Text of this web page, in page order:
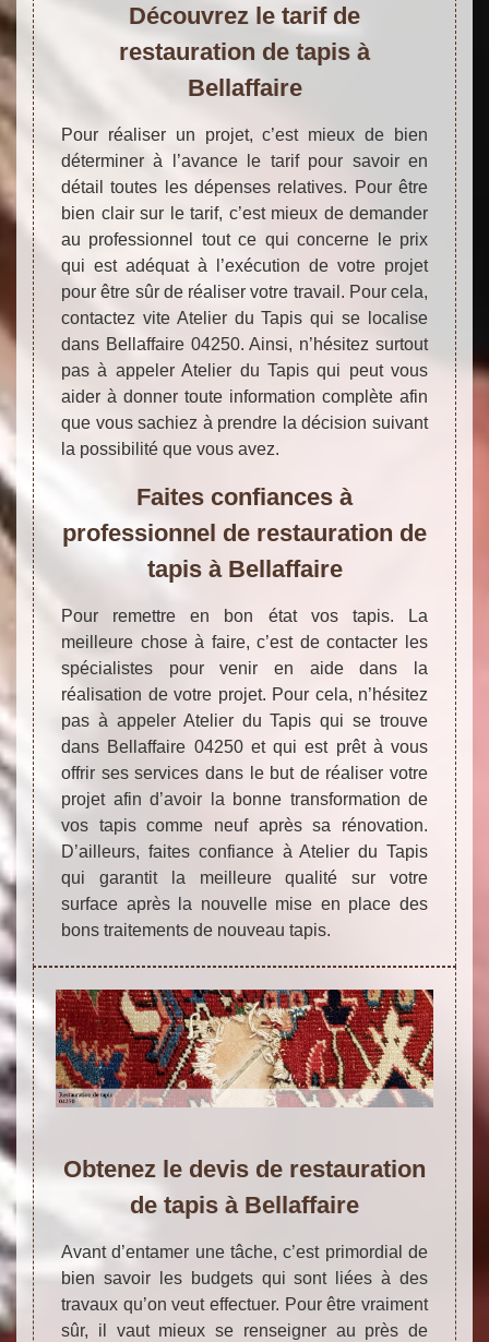
Découvrez le tarif de
restauration de tapis à
Bellaffaire
Pour réaliser un projet, c’est mieux de bien
déterminer à l’avance le tarif pour savoir en
détail toutes les dépenses relatives. Pour être
bien clair sur le tarif, c’est mieux de demander
au professionnel tout ce qui concerne le prix
qui est adéquat à l’exécution de votre projet
pour être sûr de réaliser votre travail. Pour cela,
contactez vite Atelier du Tapis qui se localise
dans Bellaffaire 04250. Ainsi, n’hésitez surtout
pas à appeler Atelier du Tapis qui peut vous
aider à donner toute information complète afin
que vous sachiez à prendre la décision suivant
la possibilité que vous avez.
Faites confiances à
professionnel de restauration de
tapis à Bellaffaire
Pour remettre en bon état vos tapis. La
meilleure chose à faire, c’est de contacter les
spécialistes pour venir en aide dans la
réalisation de votre projet. Pour cela, n’hésitez
pas à appeler Atelier du Tapis qui se trouve
dans Bellaffaire 04250 et qui est prêt à vous
offrir ses services dans le but de réaliser votre
projet afin d’avoir la bonne transformation de
vos tapis comme neuf après sa rénovation.
D’ailleurs, faites confiance à Atelier du Tapis
qui garantit la meilleure qualité sur votre
surface après la nouvelle mise en place des
bons traitements de nouveau tapis.
Obtenez le devis de restauration
de tapis à Bellaffaire
Avant d’entamer une tâche, c’est primordial de
bien savoir les budgets qui sont liées à des
travaux qu’on veut effectuer. Pour être vraiment
sûr, il vaut mieux se renseigner au près de